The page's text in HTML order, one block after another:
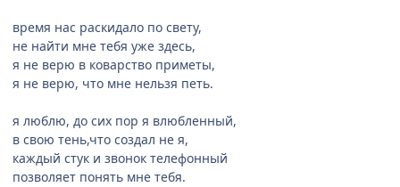
время нас раскидало по свету,
не найти мне тебя уже здесь,
я не верю в коварство приметы,
я не верю, что мне нельзя петь.
я люблю, до сих пор я влюбленный,
в свою тень,что создал не я,
каждый стук и звонок телефонный
позволяет понять мне тебя.